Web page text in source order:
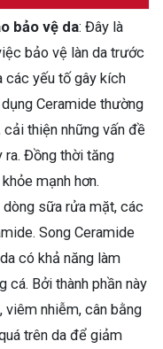
bảo vệ da: Đây là
bảo vệ làn da trước
các yếu tố gây kích
Ceramide thường
thiện những vấn đề
ra. Đồng thời tăng
mạnh hơn.
dòng sữa rửa mặt, các
Song Ceramide
có khả năng làm
cá. Bởi thành phần này
nhiễm, cân bằng
trên da để giảm